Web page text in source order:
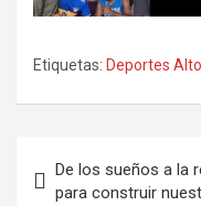
Etiquetas: Deportes
de
De los sueños a la
para construir